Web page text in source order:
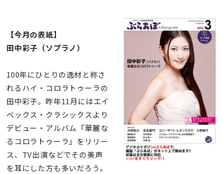
【今月の表紙】
田中彩子（ソプラノ）
100年にひとりの逸材と称さ
れるハイ・コロラトゥーラの
田中彩子。昨年11月にはエイ
ベックス・クラシックスより
デビュー・アルバム『華麗な
るコロラトゥーラ』をリリー
ス、TV出演などでその美声
を耳にした方も多いだろう。